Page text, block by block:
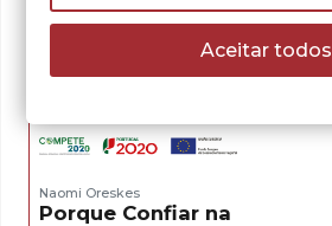
- 30%
Naomi Oreskes
Porque Confiar na
Aceitar todos